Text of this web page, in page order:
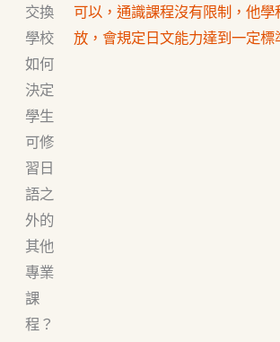
交換
學校
如何
決定
學生
可修
習日
語之
外的
其他
專業
課
程？
可以，通識課程沒有限制，他
放，會規定日文能力達到一定